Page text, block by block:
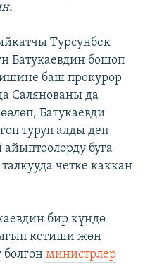
Турсунбек
Батукаевдин бошоп
баш прокурор
Салянованы да
Батукаевди
туруп алды деп
буга
четке каккан
бир күндө
кетиши жөн
министрлер